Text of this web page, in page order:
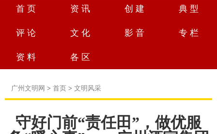
首页 资讯 创建 典型
评论 文化 影音 专栏
资料 各区
广州文明网 > 首页 > 文明风采
守好门前“责任田”，做优服